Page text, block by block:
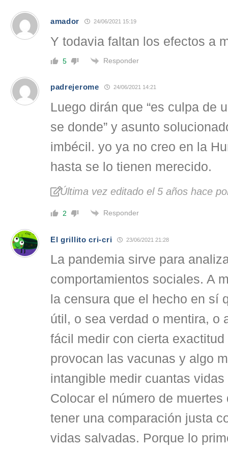
amador 24/06/2021 15:19
Y todavia faltan los efectos a
5 Responder
padrejerome 24/06/2021 14:21
Luego dirán que “es culpa de
se donde” y asunto
imbécil. yo ya no creo en la
hasta se lo tienen merecido.
Última vez editado el 5 años hace
2 Responder
El grillito cri-cri 23/06/2021 21:28
La pandemia sirve para
comportamientos sociales. A
la censura que el hecho en sí
útil, o sea verdad o mentira, o
fácil medir con cierta
provocan las vacunas y algo
intangible medir cuantas
Colocar el número de
tener una comparación justa
vidas salvadas. Porque lo